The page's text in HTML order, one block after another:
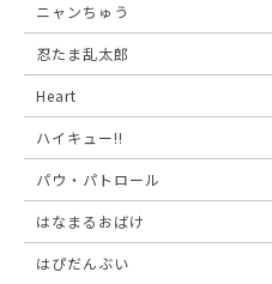
ニャンちゅう
忍たま乱太郎
Heart
ハイキュー!!
パウ・パトロール
はなまるおばけ
はぴだんぶい